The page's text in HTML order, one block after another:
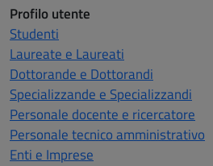
Profilo utente
Studenti
Laureate e Laureati
Dottorande e Dottorandi
Specializzande e Specializzandi
Personale docente e ricercatore
Personale tecnico amministrativo
Enti e Imprese